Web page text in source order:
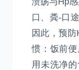
口、粪-口
因此，预
惯：饭前
用未洗净